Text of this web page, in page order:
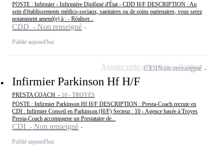
POSTE : Infirmier - Infirmière Diplômé d'État - CDD H/F DESCRIPTION : Au
sein d'établissements médico-sociaux, sanitaires ou de soins partenaires, vous serez
notamment amené(e) à : - Réaliser...
CDD - Non renseigné
Publié aujourd'hui
Infirmier Parkinson Hf H/F
PRESTA COACH - 10 - TROYES
POSTE : Infirmier Parkinson Hf H/F DESCRIPTION : Presta-Coach recrute en
CDI : Infirmier Conseil en Parkinson (H/F) Secteur : 10 - Agence basée à Troyes
Presta-Coach accompagne un Prestataire de...
CDI - Non renseigné
Publié aujourd'hui
CDINon renseigné
Ajouter cette offre à ma sélection